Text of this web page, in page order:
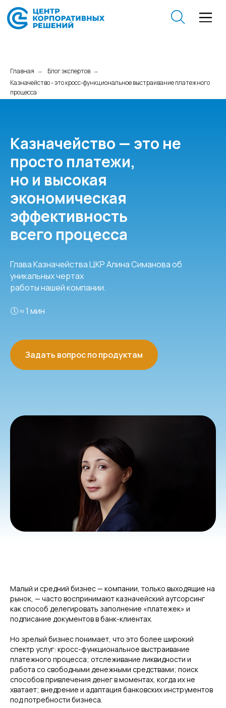
Главная → Блог экспертов →
Казначейство - это кросс-функциональное выстраивание платежного
процесса
Казначейство — это не
просто платежи,
но и высокая
экономическая
эффективность
всего процесса
Глава Казначейства ЦКР Алина Симанова об
уникальных чертах
работы нашей компании.
🕔 ≈ 1 мин
Задать вопрос по продуктам
Малый и средний бизнес — компании, только выходящие на
рынок, — часто воспринимают казначейский аутсорсинг
как способ делегировать заполнение «платежек» и
подписание документов в банк-клиентах.
Но зрелый бизнес понимает, что это более широкий
спектр услуг: кросс-функциональное выстраивание
платежного процесса; отслеживание ликвидности и
работа со свободными денежными средствами; поиск
способов привлечения денег в моментах, когда их не
хватает; внедрение и адаптация банковских инструментов
под потребности бизнеса.